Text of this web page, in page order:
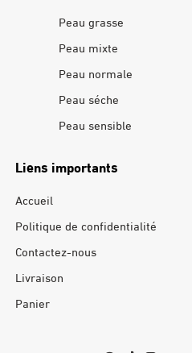
Peau grasse
Peau mixte
Peau normale
Peau séche
Peau sensible
Liens importants
Accueil
Politique de confidentialité
Contactez-nous
Livraison
Panier